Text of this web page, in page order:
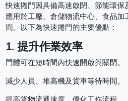
快速捲門因具備高速啟閉、節能環
應用於工廠、倉儲物流中心、食品
間。以下為快速捲門的主要優點：
1. 提升作業效率
門體可在短時間內快速開啟與關閉。
減少人員、堆高機及貨車等待時間。